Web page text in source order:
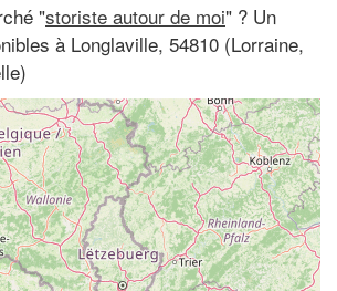
"storiste autour de moi" ? Un
à Longlaville, 54810 (Lorraine,